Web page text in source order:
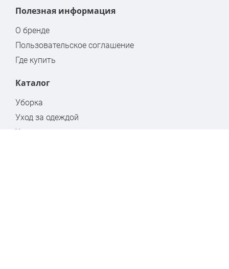
Полезная информация
О бренде
Пользовательское соглашение
Где купить
Каталог
Уборка
Уход за одеждой
Хранение